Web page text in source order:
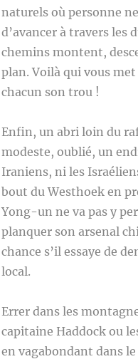
naturels où personne
d’avancer à travers les
chemins montent,
plan. Voilà qui vous
chacun son trou !
Enfin, un abri loin du
modeste, oublié, un
Iraniens, ni les
bout du Westhoek en
Yong-un ne va pas y
planquer son arsenal
chance s’il essaye de
local.
Errer dans les
capitaine Haddock ou
en vagabondant dans le